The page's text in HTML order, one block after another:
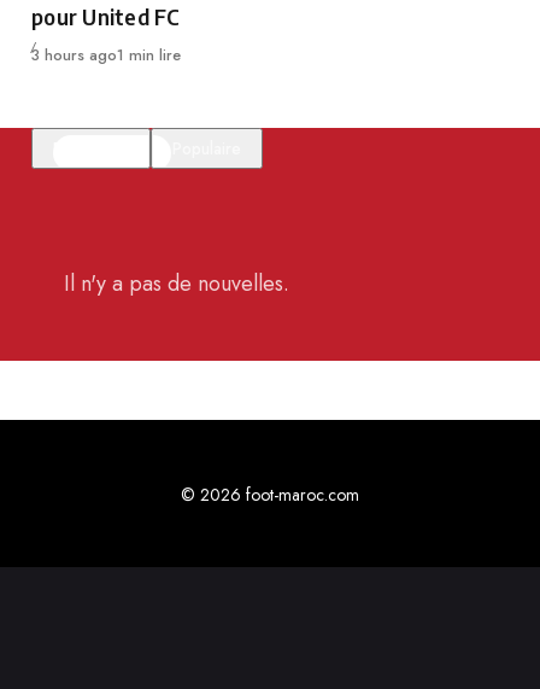
pour United FC
Publié
3 hours ago1 min lire
Il n'y a pas de nouvelles.
© 2026 foot-maroc.com